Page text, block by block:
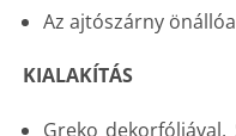
Az ajtószárny
KIALAKÍTÁS
Greko dekorfóliával,